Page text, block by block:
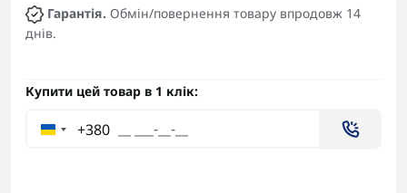
Гарантія. Обмін/повернення товару впродовж 14
днів.
Купити цей товар в 1 клік:
+380